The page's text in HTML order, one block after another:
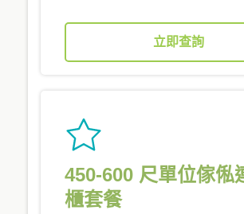
立即查詢
450-600 尺單位傢俬
櫃套餐